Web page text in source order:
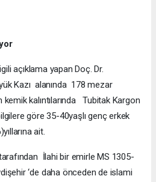
açıklama yapan Doç. Dr.
Kazı alanında 178 mezar
kalıntılarında Tubitak Kargon
göre 35-40yaşlı genç erkek
ait.
İlahi bir emirle MS 1305-
‘de daha önceden de islami